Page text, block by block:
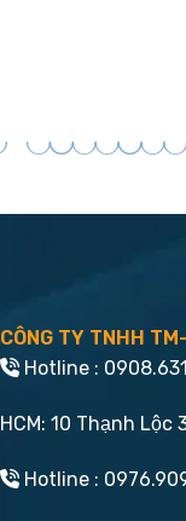
CÔNG TY TNHH
Hotline :
HCM: 10 Thạnh Lộc
Hotline :